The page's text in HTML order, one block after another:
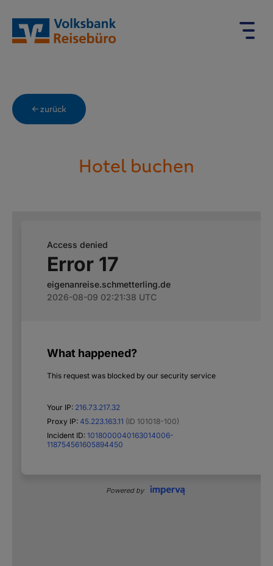
← zurück
Hotel buchen